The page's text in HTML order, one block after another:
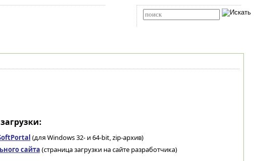
(для Windows 32- и 64-bit, zip-архив)
сайта (страница загрузки на сайте разработчика)